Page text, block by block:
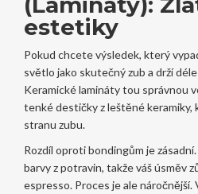
estetiky
Pokud chcete výsledek, který
světlo jako skutečný zub a drží
Keramické laminátytou správnou
tenké destičky z leštěné keramiky,
stranu zubu.
Rozdíl oproti bondingům je
barvy z potravin, takže váš úsměv
espresso. Proces je ale náročnější.